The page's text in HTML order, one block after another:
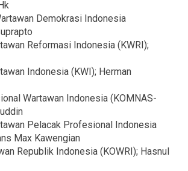
Demokrasi Indonesia
Reformasi Indonesia (KWRI);
Indonesia (KWI); Herman
Wartawan Indonesia (KOMNAS-
Pelacak Profesional Indonesia
Max Kawengian
Republik Indonesia (KOWRI); Hasnul